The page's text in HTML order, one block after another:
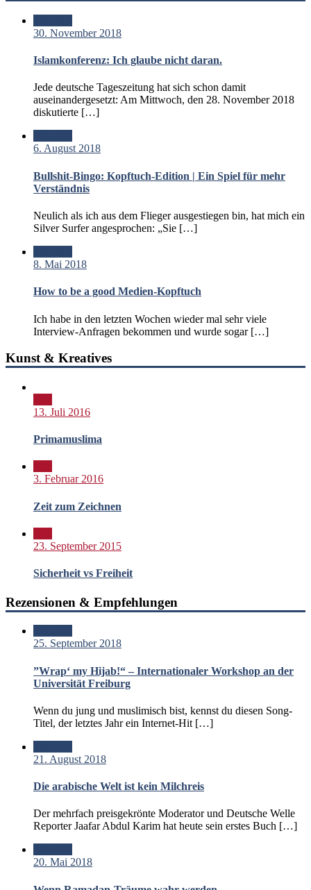
30. November 2018
Islamkonferenz: Ich glaube nicht daran.
Jede deutsche Tageszeitung hat sich schon damit
auseinandergesetzt: Am Mittwoch, den 28. November 2018
diskutierte […]
6. August 2018
Bullshit-Bingo: Kopftuch-Edition | Ein Spiel für mehr
Verständnis
Neulich als ich aus dem Flieger ausgestiegen bin, hat mich ein
Silver Surfer angesprochen: „Sie […]
8. Mai 2018
How to be a good Medien-Kopftuch
Ich habe in den letzten Wochen wieder mal sehr viele
Interview-Anfragen bekommen und wurde sogar […]
Kunst & Kreatives
13. Juli 2016
Primamuslima
3. Februar 2016
Zeit zum Zeichnen
23. September 2015
Sicherheit vs Freiheit
Rezensionen & Empfehlungen
25. September 2018
”Wrap‘ my Hijab!“ – Internationaler Workshop an der
Universität Freiburg
Wenn du jung und muslimisch bist, kennst du diesen Song-
Titel, der letztes Jahr ein Internet-Hit […]
21. August 2018
Die arabische Welt ist kein Milchreis
Der mehrfach preisgekrönte Moderator und Deutsche Welle
Reporter Jaafar Abdul Karim hat heute sein erstes Buch […]
20. Mai 2018